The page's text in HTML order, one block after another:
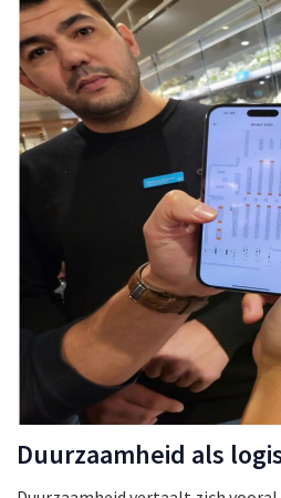
Duurzaamheid als